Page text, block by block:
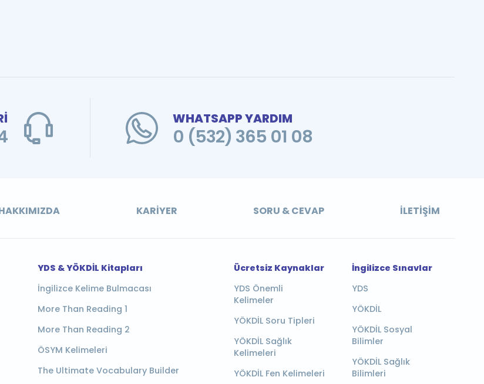
WHATSAPP YARDIM
0 (532) 365 01 08
KARIYER SORU & CEVAP İLETIŞIM
YDS & YÖKDİL Kitapları
İngilizce Kelime Bulmacası
More Than Reading 1
More Than Reading 2
ÖSYM Kelimeleri
The Ultimate Vocabulary Builder
Ücretsiz Kaynaklar
YDS Önemli
Kelimeler
YÖKDİL Soru Tipleri
YÖKDİL Sağlık
Kelimeleri
YÖKDİL Fen Kelimeleri
İngilizce Sınavlar
YDS
YÖKDİL
YÖKDİL Sosyal
Bilimler
YÖKDİL Sağlık
Bilimleri